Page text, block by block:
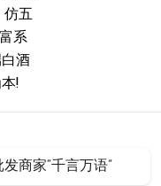
仿五
系
酒
!
商家“千言万语”